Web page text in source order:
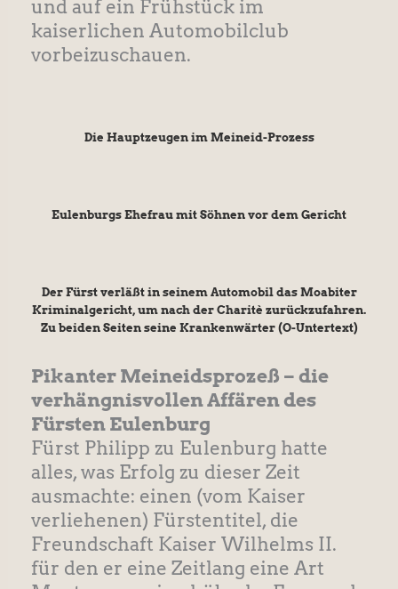
und auf ein Frühstück im
kaiserlichen Automobilclub
vorbeizuschauen.
Die Hauptzeugen im Meineid-Prozess
Eulenburgs Ehefrau mit Söhnen vor dem Gericht
Der Fürst verläßt in seinem Automobil das Moabiter
Kriminalgericht, um nach der Charitè zurückzufahren.
Zu beiden Seiten seine Krankenwärter (O-Untertext)
Pikanter Meineidsprozeß – die
verhängnisvollen Affären des
Fürsten Eulenburg
Fürst Philipp zu Eulenburg hatte
alles, was Erfolg zu dieser Zeit
ausmachte: einen (vom Kaiser
verliehenen) Fürstentitel, die
Freundschaft Kaiser Wilhelms II.
für den er eine Zeitlang eine Art